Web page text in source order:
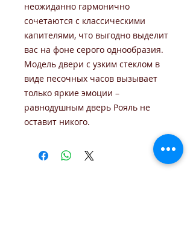
неожиданно гармонично
сочетаются с классическими
капителями, что выгодно выделит
вас на фоне серого однообразия.
Модель двери с узким стеклом в
виде песочных часов вызывает
только яркие эмоции –
равнодушным дверь Рояль не
оставит никого.